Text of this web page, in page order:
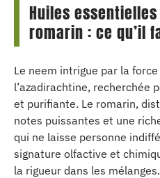
Huiles
romarin : ce qu’il
Le neem intrigue par la
l’azadirachtine, recherchée
et purifiante. Le romarin,
notes puissantes et une
qui ne laisse personne
signature olfactive et
la rigueur dans les mélanges.